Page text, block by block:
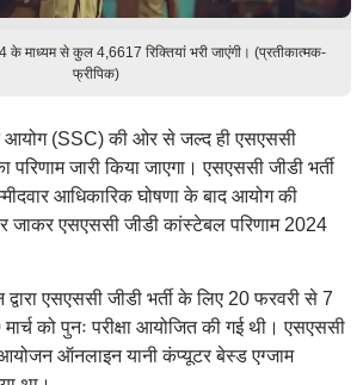
के माध्यम से कुल 4,6617 रिक्तियां भरी जाएंगी। (प्रतीकात्मक-
फ्रीपिक)
आयोग (SSC) की ओर से जल्द ही एसएससी
परिणाम जारी किया जाएगा। एसएससी जीडी भर्ती
आधिकारिक घोषणा के बाद आयोग की
जाकर एसएससी जीडी कांस्टेबल परिणाम 2024
एसएससी जीडी भर्ती के लिए 20 फरवरी से 7
को पुनः परीक्षा आयोजित की गई थी। एसएससी
आयोजन ऑनलाइन यानी कंप्यूटर बेस्ड एग्जाम